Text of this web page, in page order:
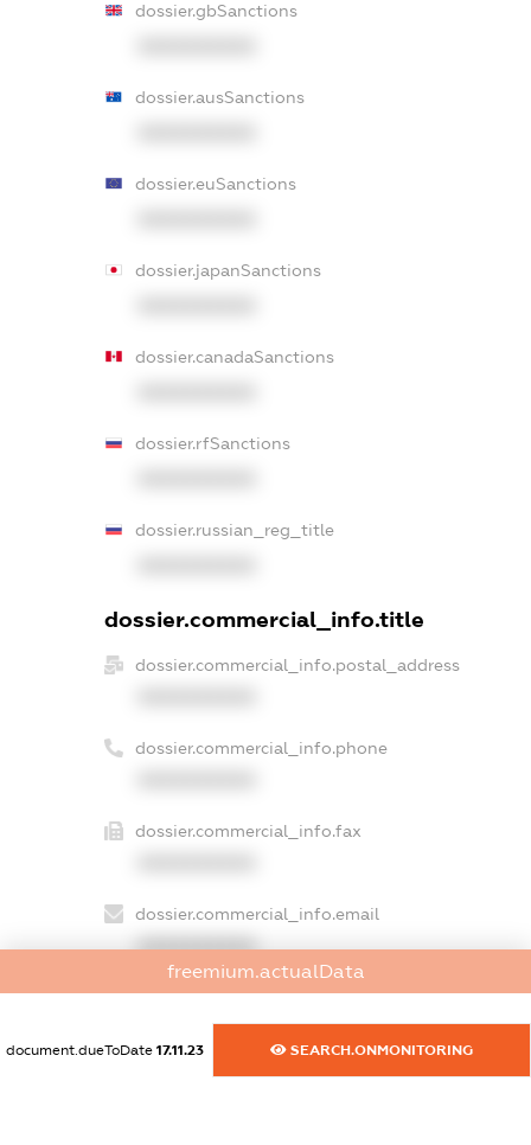
dossier.gbSanctions
dossier.ausSanctions
dossier.euSanctions
dossier.japanSanctions
dossier.canadaSanctions
dossier.rfSanctions
dossier.russian_reg_title
dossier.commercial_info.title
dossier.commercial_info.postal_address
dossier.commercial_info.phone
dossier.commercial_info.fax
dossier.commercial_info.email
XXXXXXXXXX
dossier.commercial_info.website
XXXXXXXXXX
dossier.commercial_info.activity
freemium.actualData
document.dueToDate 17.11.23 SEARCH.ONMONITORING